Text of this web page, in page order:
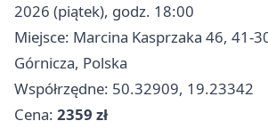
2026 (piątek), godz. 18:00
Miejsce: Marcina Kasprzaka 46, 41-
Górnicza, Polska
Współrzędne: 50.32909, 19.23342
Cena: 2359 zł